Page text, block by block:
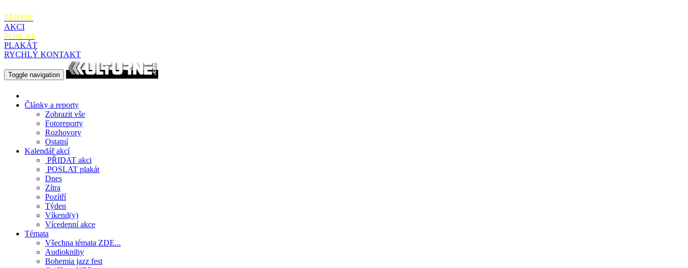
PŘIDAT
AKCI
POSLAT
PLAKÁT
RYCHLÝ KONTAKT
Toggle navigation
Články a reporty
Zobrazit vše
Fotoreporty
Rozhovory
Ostatní
Kalendář akcí
PŘIDAT akci
POSLAT plakát
Dnes
Zítra
Pozítří
Týden
Víkend(y)
Vícedenní akce
Témata
Všechna témata ZDE...
Audioknihy
Bohemia jazz fest